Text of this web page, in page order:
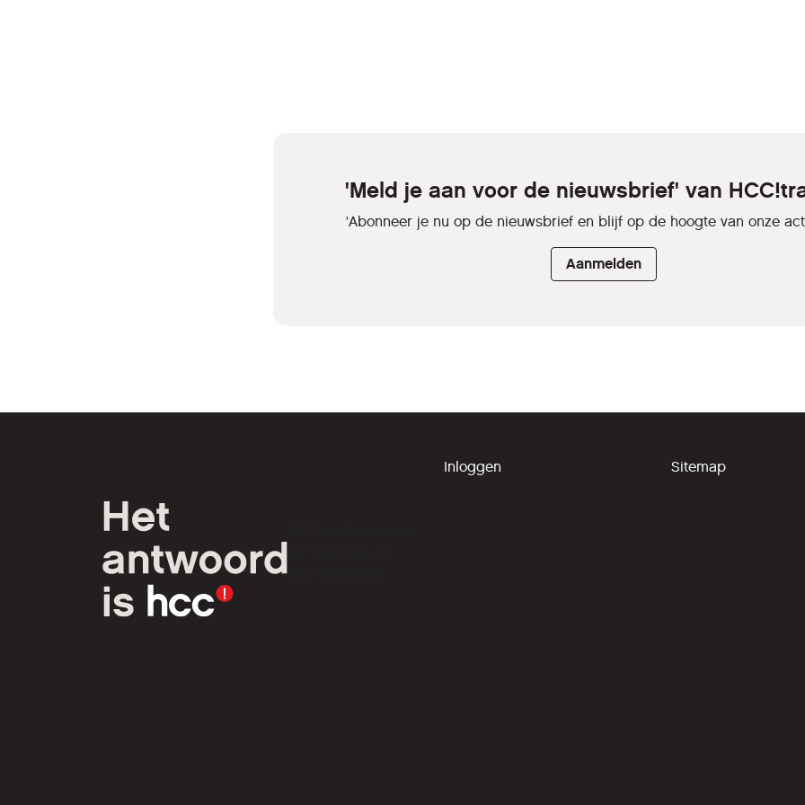
'Meld je aan voor de nieuwsbrief' van
'Abonneer je nu op de nieuwsbrief en blijf op de hoogte van onze
Aanmelden
tech-liefhebbers.
Inloggen Sitemap